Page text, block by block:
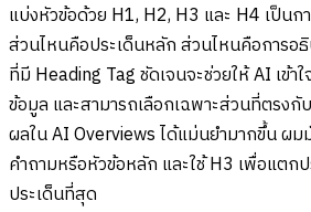
แบ่งหัวข้อด้วย H1, H2, H3 และ H4 เป็นก
ส่วนไหนคือประเด็นหลัก ส่วนไหนคือการอ
ที่มี Heading Tag ชัดเจนจะช่วยให้ AI เข้
ข้อมูล และสามารถเลือกเฉพาะส่วนที่ตรง
ผลใน AI Overviews ได้แม่นยำมากขึ้น ผ
คำถามหรือหัวข้อหลัก และใช้ H3 เพื่อแตก
ประเด็นที่สุด